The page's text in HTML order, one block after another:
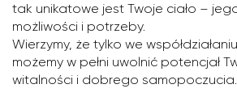
tak unikatowe jest Twoje ciało –
możliwości i potrzeby.
Wierzymy, że tylko we
możemy w pełni uwolnić potencjał
witalności i dobrego samopoczucia.